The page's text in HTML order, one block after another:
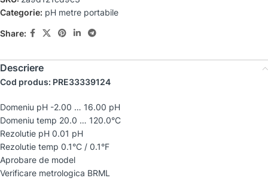
Categorie: pH metre portabile
Share:
Descriere
Cod produs: PRE33339124
Domeniu pH -2.00 … 16.00 pH
Domeniu temp 20.0 … 120.0°C
Rezolutie pH 0.01 pH
Rezolutie temp 0.1°C / 0.1°F
Aprobare de model
Verificare metrologica BRML